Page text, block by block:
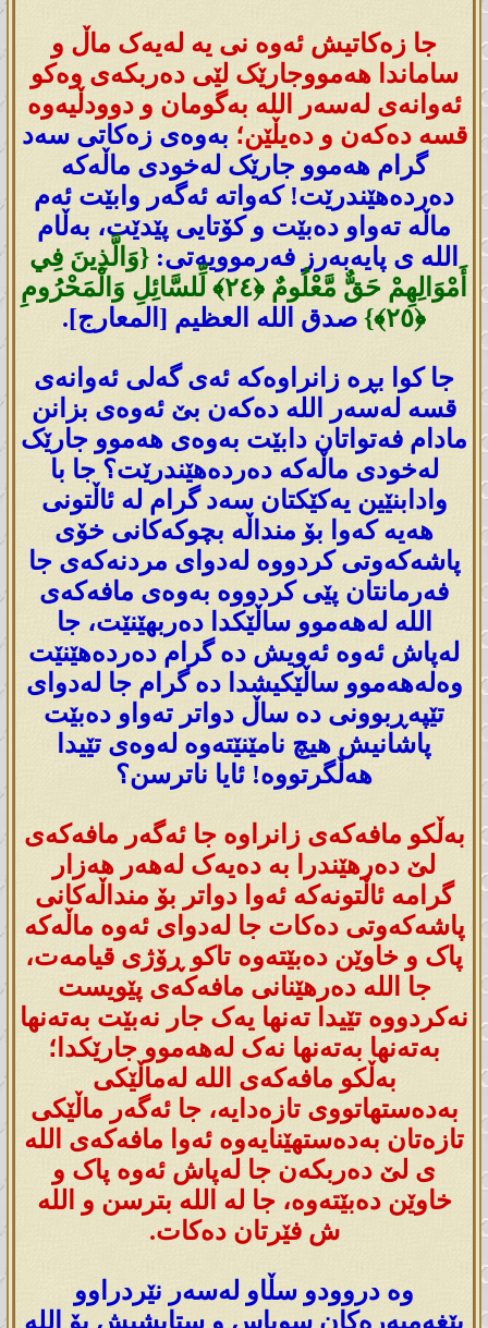
جا زەکاتیش ئەوە نی یە لەیەک ماڵ و
ساماندا ھەمووجارێک لێی دەربکەی وەکو
ئەوانەی لەسەر اللە بەگومان و دوودڵیەوە
قسە دەکەن و دەیڵێن؛ بەوەی زەکاتی سەد
گرام هەموو جارێک لەخودی ماڵەکە
دەردەهێندرێت! کەواتە ئەگەر وابێت ئەم
ماڵە تەواو دەبێت و کۆتایی پێدێت، بەڵام
اللە ی پایەبەرز فەرموویەتی: {وَالَّذِينَ فِي
أَمْوَالِهِمْ حَقٌّ مَّعْلُومٌ ﴿٢٤﴾ لِّلسَّائِلِ وَالْمَحْرُومِ
﴿٢٥﴾}
صدق الله العظيم [المعارج].
جا کوا بڕە زانراوەکە ئەی گەلی ئەوانەی
قسە لەسەر اللە دەکەن بێ ئەوەی بزانن
مادام فەتواتان دابێت بەوەی هەموو جارێک
لەخودی ماڵەکە دەردەهێندرێت؟ جا با
وادابنێین یەکێکتان سەد گرام لە ئاڵتونی
هەیە کەوا بۆ منداڵە بچوکەکانی خۆی
پاشەکەوتی کردووە لەدوای مردنەکەی جا
فەرمانتان پێی کردووە بەوەی مافەکەی
اللە لەهەموو ساڵێکدا دەربهێنێت، جا
لەپاش ئەوە ئەویش دە گرام دەردەهێنێت
وەلەهەموو ساڵێکیشدا دە گرام جا لەدوای
تێپەڕبوونی دە ساڵ دواتر تەواو دەبێت
پاشانیش هیچ نامێنێتەوە لەوەی تێیدا
هەڵگرتووە! ئایا ناترسن؟
بەڵکو مافەکەی زانراوە جا ئەگەر مافەکەی
لێ دەرهێندرا بە دەیەک لەهەر هەزار
گرامە ئاڵتونەکە ئەوا دواتر بۆ منداڵەکانی
پاشەکەوتی دەکات جا لەدوای ئەوە ماڵەکە
پاک و خاوێن دەبێتەوە تاکو ڕۆژی قیامەت،
جا اللە دەرهێنانی مافەکەی پێویست
نەکردووە تێیدا تەنها یەک جار نەبێت بەتەنها
بەتەنها بەتەنها نەک لەهەموو جارێکدا؛
بەڵکو مافەکەی اللە لەماڵێکی
بەدەستهاتووی تازەدایە، جا ئەگەر ماڵێکی
تازەتان بەدەستهێنایەوە ئەوا مافەکەی اللە
ی لێ دەربکەن جا لەپاش ئەوە پاک و
خاوێن دەبێتەوە، جا لە اللە بترسن و اللە
ش فێرتان دەکات.
وە دروودو سڵاو لەسەر نێردراوو
پێغەمبەرەکان سوپاس و ستایشیش بۆ اللە